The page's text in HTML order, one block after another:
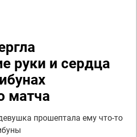
руки и сердца
матча
прошептала ему что-то